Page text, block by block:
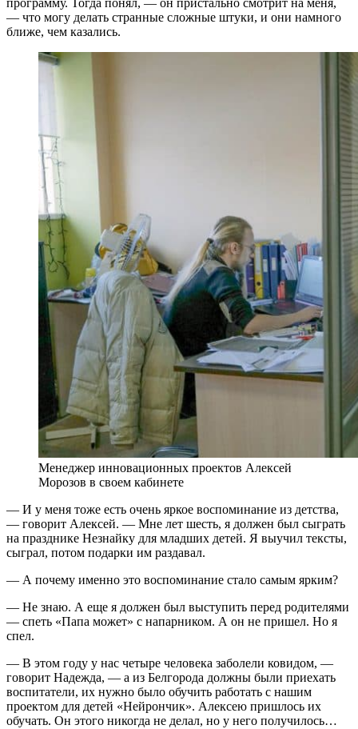
программу. Тогда понял, — он пристально смотрит на меня,
— что могу делать странные сложные штуки, и они намного
ближе, чем казались.
Менеджер инновационных проектов Алексей
Морозов в своем кабинете
— И у меня тоже есть очень яркое воспоминание из детства,
— говорит Алексей. — Мне лет шесть, я должен был сыграть
на празднике Незнайку для младших детей. Я выучил тексты,
сыграл, потом подарки им раздавал.
— А почему именно это воспоминание стало самым ярким?
— Не знаю. А еще я должен был выступить перед родителями
— спеть «Папа может» с напарником. А он не пришел. Но я
спел.
— В этом году у нас четыре человека заболели ковидом, —
говорит Надежда, — а из Белгорода должны были приехать
воспитатели, их нужно было обучить работать с нашим
проектом для детей «Нейрончик». Алексею пришлось их
обучать. Он этого никогда не делал, но у него получилось…